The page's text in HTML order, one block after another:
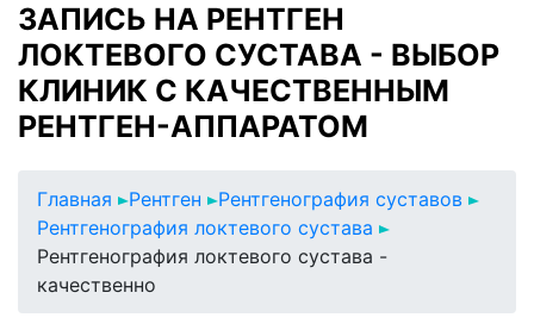
ЗАПИСЬ НА РЕНТГЕН
ЛОКТЕВОГО СУСТАВА - ВЫБОР
КЛИНИК С КАЧЕСТВЕННЫМ
РЕНТГЕН-АППАРАТОМ
Главная Рентген
Рентгенография суставов
Рентгенография локтевого сустава
Рентгенография локтевого сустава -
качественно